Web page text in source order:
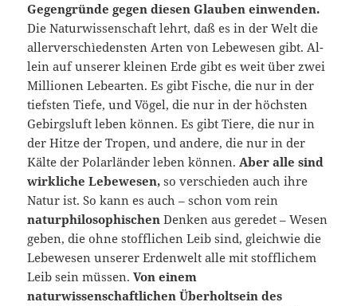
Gegengründe ge­gen diesen Glauben einwenden.
Die Naturwissenschaft lehrt, daß es in der Welt die
allerverschìedensten Arten von Lebewesen gibt. Al­
lein auf unserer kleinen Erde gibt es weit über zwei
Millionen Lebe­arten. Es gibt Fische, die nur in der
tiefsten Tiefe, und Vögel, die nur in der höchsten
Gebirgsluft leben können. Es gibt Tiere, die nur in
der Hitze der Tropen, und andere, die nur in der
Kälte der Polar­länder leben können.Aber alle sind
wirkliche Lebewesen, so ver­schieden auch ihre
Natur ist. So kann es auch – schon vom rein
naturphilosophischen Denken aus geredet – Wesen
geben, die ohne stofflichen Leib sind, gleichwie die
Lebewesen unserer Erdenwelt alle mit stofflichem
Leib sein müssen.Von einem
naturwissenschaftlichen Überholtsein des